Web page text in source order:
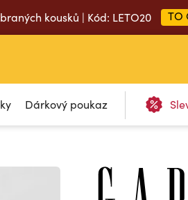
kousků | Kód: LETO20 TO
Dárkový poukaz